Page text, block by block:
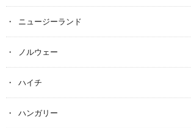
ニュージーランド
ノルウェー
ハイチ
ハンガリー